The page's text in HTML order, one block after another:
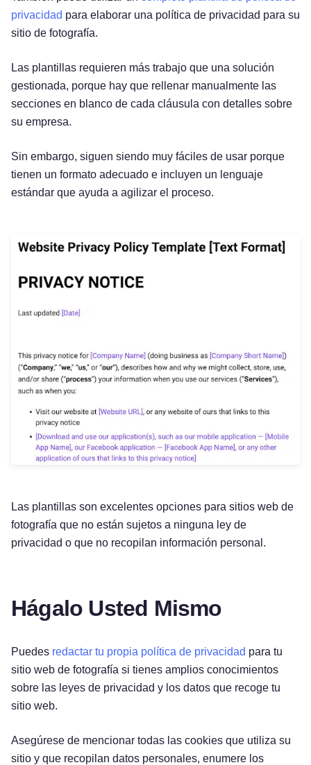
privacidad para elaborar una política de privacidad para su
sitio de fotografía.
Las plantillas requieren más trabajo que una solución
gestionada, porque hay que rellenar manualmente las
secciones en blanco de cada cláusula con detalles sobre
su empresa.
Sin embargo, siguen siendo muy fáciles de usar porque
tienen un formato adecuado e incluyen un lenguaje
estándar que ayuda a agilizar el proceso.
Las plantillas son excelentes opciones para sitios web de
fotografía que no están sujetos a ninguna ley de
privacidad o que no recopilan información personal.
Hágalo Usted Mismo
Puedes redactar tu propia política de privacidad para tu
sitio web de fotografía si tienes amplios conocimientos
sobre las leyes de privacidad y los datos que recoge tu
sitio web.
Asegúrese de mencionar todas las cookies que utiliza su
sitio y que recopilan datos personales, enumere los